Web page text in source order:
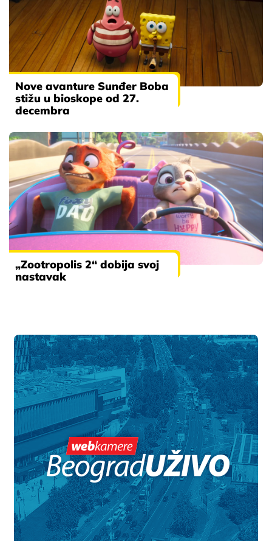
Nove avanture Sunđer Boba
stižu u bioskope od 27.
decembra
„Zootropolis 2“ dobija svoj
nastavak